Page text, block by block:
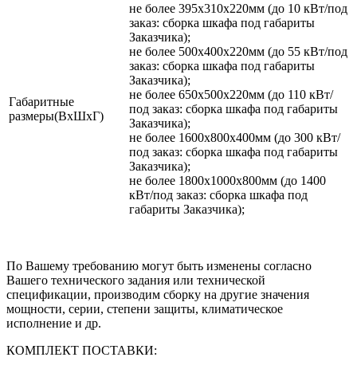
Габаритные
размеры(ВхШхГ)
не более 395х310х220мм (до 10 кВт/под
заказ: сборка шкафа под габариты
Заказчика);
не более 500х400х220мм (до 55 кВт/под
заказ: сборка шкафа под габариты
Заказчика);
не более 650х500х220мм (до 110 кВт/
под заказ: сборка шкафа под габариты
Заказчика);
не более 1600х800х400мм (до 300 кВт/
под заказ: сборка шкафа под габариты
Заказчика);
не более 1800х1000х800мм (до 1400
кВт/под заказ: сборка шкафа под
габариты Заказчика);
По Вашему требованию могут быть изменены согласно
Вашего технического задания или технической
спецификации, производим сборку на другие значения
мощности, серии, степени защиты, климатическое
исполнение и др.
КОМПЛЕКТ ПОСТАВКИ: